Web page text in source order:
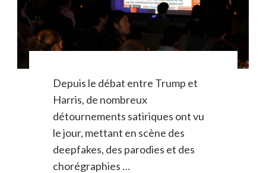
Depuis le débat entre Trump et
Harris, de nombreux
détournements satiriques ont vu
le jour, mettant en scène des
deepfakes, des parodies et des
chorégraphies …